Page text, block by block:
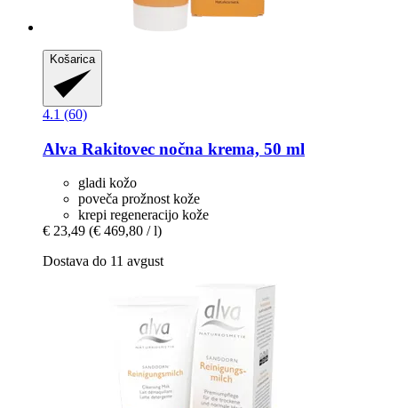
Košarica
4.1 (60)
Alva Rakitovec nočna krema, 50 ml
gladi kožo
poveča prožnost kože
krepi regeneracijo kože
€ 23,49 (€ 469,80 / l)
Dostava do 11 avgust